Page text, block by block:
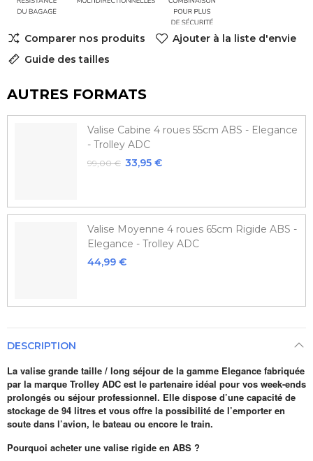
Comparer nos produits
Ajouter à la liste d'envie
Guide des tailles
AUTRES FORMATS
Valise Cabine 4 roues 55cm ABS - Elegance
- Trolley ADC
99,00 € 33,95 €
Valise Moyenne 4 roues 65cm Rigide ABS -
Elegance - Trolley ADC
44,99 €
DESCRIPTION
La valise grande taille / long séjour de la gamme Elegance fabriquée
par la marque Trolley ADC est le partenaire idéal pour vos week-ends
prolongés ou séjour professionnel. Elle dispose d’une capacité de
stockage de 94 litres et vous offre la possibilité de l’emporter en
soute dans l’avion, le bateau ou encore le train.
Pourquoi acheter une valise rigide en ABS ?